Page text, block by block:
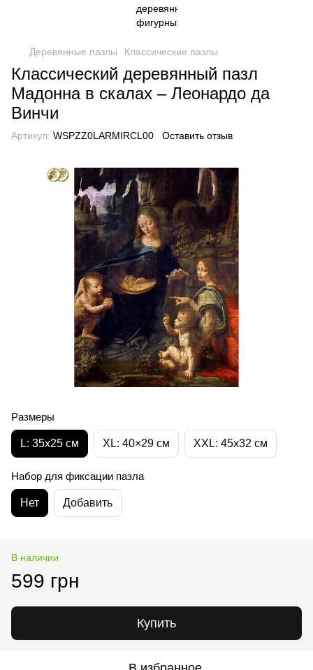
Деревянные пазлы Классические пазлы
Классический деревянный пазл
Мадонна в скалах – Леонардо да
Винчи
Артикул: WSPZZ0LARMIRCL00 Оставить отзыв
Размеры
L: 35х25 см XL: 40×29 см XXL: 45х32 cм
Набор для фиксации пазла
Нет Добавить
В наличии
599 грн
Купить